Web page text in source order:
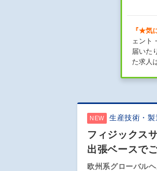
『★気
ェント
届いた
た求人
NEW 生産技術・製
フィジックス
出張ベースで
欧州系グローバル